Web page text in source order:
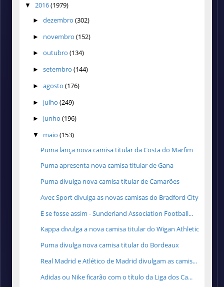
▼ 2016(1979)
► dezembro (302)
► novembro (152)
► outubro (134)
► setembro (144)
► agosto (176)
► julho (249)
► junho (196)
▼ maio (153)
Puma lança nova camisa titular da Costa do Marfim
Puma apresenta nova camisa titular de Gana
Puma divulga nova camisa titular de Camarões
Avec Sport divulga as novas camisas do Bradford City
E se fosse assim - Sunderland Association Football...
Kappa divulga a nova camisa titular do Wigan Athletic
Puma divulga nova camisa titular do Bordeaux
Real Madrid e Atlético de Madrid divulgam as camis...
Adidas ou Nike ficarão com o título da Liga dos Ca...